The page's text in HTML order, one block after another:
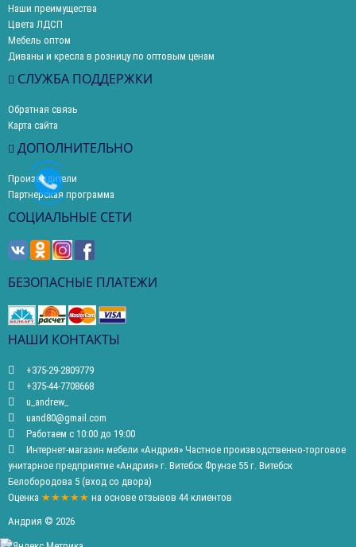
Наши преимущества
Цвета ЛДСП
Мебель оптом
Диваны и кресла в розницу по оптовым ценам
СЛУЖБА ПОДДЕРЖКИ
Обратная связь
Карта сайта
ДОПОЛНИТЕЛЬНО
Производители
Партнерская программа
СОЦИАЛЬНЫЕ СЕТИ
БЕЗОПАСНЫЕ ПЛАТЕЖИ
НАШИ КОНТАКТЫ
+375-29-2809779
+375-44-7708668
u_andrew_
uand80@gmail.com
Работаем с 10:00 до 19:00
Интернет-магазин мебели «Андрия» Частное производственно-торговое
унитарное предприятие «Андрия» г. Витебск Фрунзе 55 г. Витебск
Белобородова 5 (вход со двора)
Оценка ★★★★★ на основе отзывов 44 клиентов
Андрия © 2026